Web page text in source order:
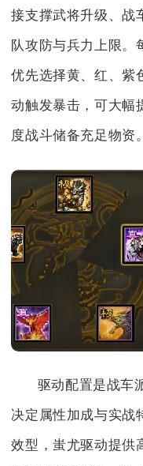
接支撑武将升级、战
队攻防与兵力上限。
优先选择黄、红、紫
动触发暴击，可大幅
度战斗储备充足物资。
驱动配置是战车
决定属性加成与实战
效型，蚩尤驱动提供